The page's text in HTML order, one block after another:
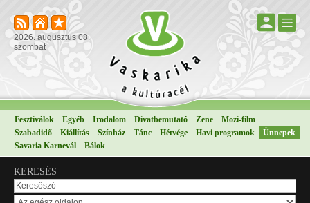
2026. augusztus 08.
szombat
Fesztiválok Egyéb Irodalom Divatbemutató Zene
Mozi-film
Szabadidő
Kiállítás Színház Tánc Hétvége Havi programok
Ünnepek
Savaria Karnevál
Bálok
KERESÉS